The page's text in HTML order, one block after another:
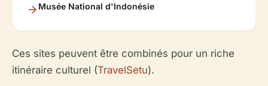
Musée National d'Indonésie
Ces sites peuvent être combinés pour un riche
itinéraire culturel (TravelSetu).